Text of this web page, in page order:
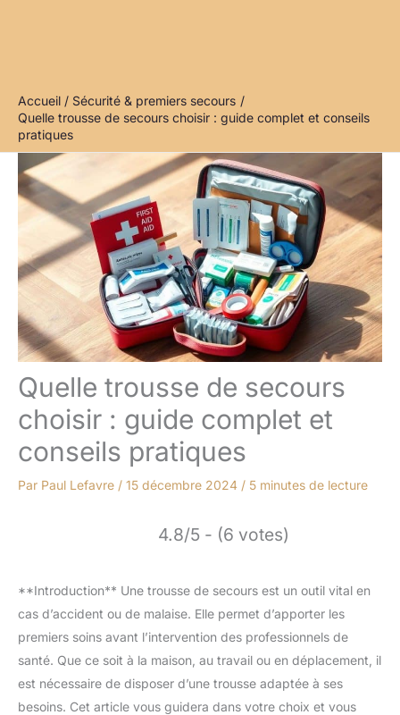
Accueil
Sécurité & premiers secours
Quelle trousse de secours choisir : guide complet et conseils
pratiques
Quelle trousse de secours
choisir : guide complet et
conseils pratiques
Par Paul Lefavre / 15 décembre 2024 / 5 minutes de lecture
4.8/5 - (6 votes)
**Introduction** Une trousse de secours est un outil vital en
cas d’accident ou de malaise. Elle permet d’apporter les
premiers soins avant l’intervention des professionnels de
santé. Que ce soit à la maison, au travail ou en déplacement, il
est nécessaire de disposer d’une trousse adaptée à ses
besoins. Cet article vous guidera dans votre choix et vous